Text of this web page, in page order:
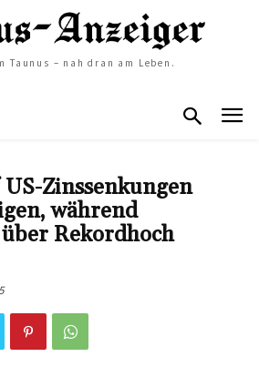
Taunus – nah dran am Leben.
Zinssenkungen
während
Rekordhoch